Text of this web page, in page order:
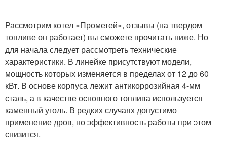
Рассмотрим котел «Прометей», отзывы (на твердом
топливе он работает) вы сможете прочитать ниже. Но
для начала следует рассмотреть технические
характеристики. В линейке присутствуют модели,
мощность которых изменяется в пределах от 12 до 60
кВт. В основе корпуса лежит антикоррозийная 4-мм
сталь, а в качестве основного топлива используется
каменный уголь. В редких случаях допустимо
применение дров, но эффективность работы при этом
снизится.